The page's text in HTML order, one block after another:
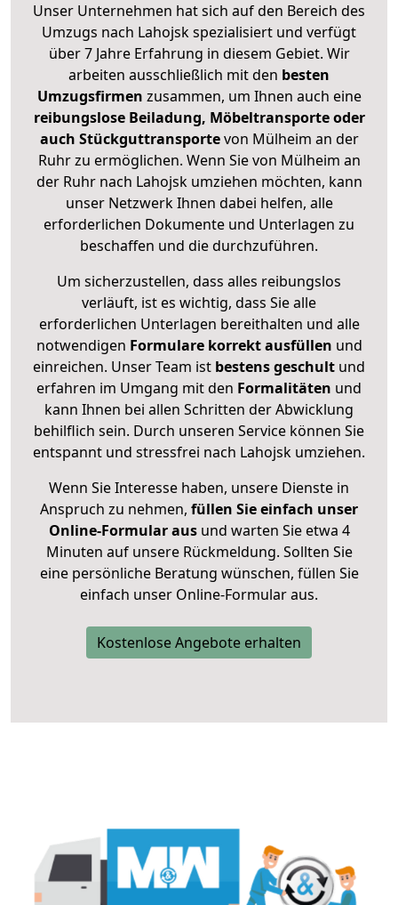
Unser Unternehmen hat sich auf den Bereich des
Umzugs nach Lahojsk spezialisiert und verfügt
über 7 Jahre Erfahrung in diesem Gebiet. Wir
arbeiten ausschließlich mit den besten
Umzugsfirmen zusammen, um Ihnen auch eine
reibungslose Beiladung, Möbeltransporte oder
auch Stückguttransportevon Mülheim an der
Ruhr zu ermöglichen. Wenn Sie von Mülheim an
der Ruhr nach Lahojsk umziehen möchten, kann
unser Netzwerk Ihnen dabei helfen, alle
erforderlichen Dokumente und Unterlagen zu
beschaffen und die durchzuführen.
Um sicherzustellen, dass alles reibungslos
verläuft, ist es wichtig, dass Sie alle
erforderlichen Unterlagen bereithalten und alle
notwendigen Formulare korrekt ausfüllen und
einreichen. Unser Team ist bestens geschult und
erfahren im Umgang mit den Formalitäten und
kann Ihnen bei allen Schritten der Abwicklung
behilflich sein. Durch unseren Service können Sie
entspannt und stressfrei nach Lahojsk umziehen.
Wenn Sie Interesse haben, unsere Dienste in
Anspruch zu nehmen, füllen Sie einfach unser
Online-Formular ausund warten Sie etwa 4
Minuten auf unsere Rückmeldung. Sollten Sie
eine persönliche Beratung wünschen, füllen Sie
einfach unser Online-Formular aus.
Kostenlose Angebote erhalten